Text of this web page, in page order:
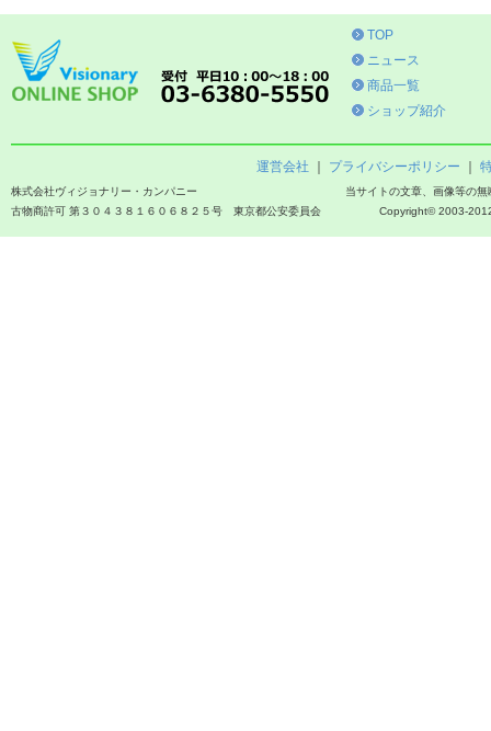
TOP
ニュース
商品一覧
ショップ紹介
運営会社 プライバシーポリシー
当サイトの文章、画像等の
Copyright© 2003-
株式会社ヴィジョナリー・カンパニー
古物商許可 第３０４３８１６０６８２５号 東京都公安委員会